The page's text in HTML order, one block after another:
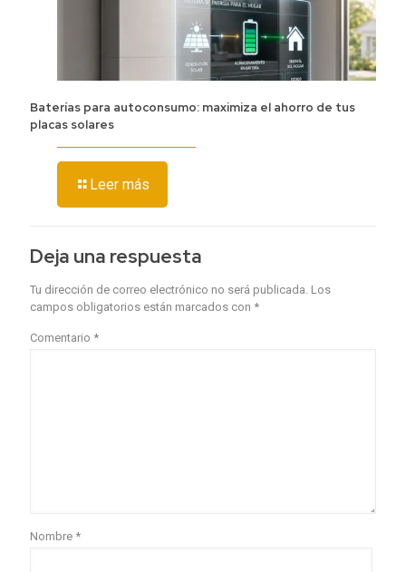
Baterías para autoconsumo: maximiza el ahorro de tus
placas solares
Leer más
Deja una respuesta
Tu dirección de correo electrónico no será publicada. Los
campos obligatorios están marcados con *
Comentario *
Nombre *